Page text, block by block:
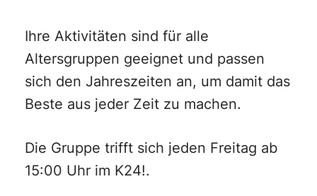
Ihre Aktivitäten sind für alle
Altersgruppen geeignet und passen
sich den Jahreszeiten an, um damit das
Beste aus jeder Zeit zu machen.
Die Gruppe trifft sich jeden Freitag ab
15:00 Uhr im K24!.